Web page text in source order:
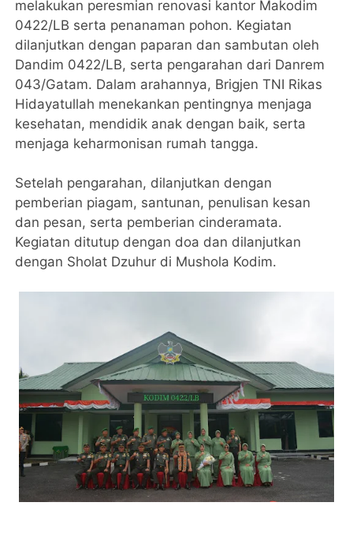
melakukan peresmian renovasi kantor Makodim
0422/LB serta penanaman pohon. Kegiatan
dilanjutkan dengan paparan dan sambutan oleh
Dandim 0422/LB, serta pengarahan dari Danrem
043/Gatam. Dalam arahannya, Brigjen TNI Rikas
Hidayatullah menekankan pentingnya menjaga
kesehatan, mendidik anak dengan baik, serta
menjaga keharmonisan rumah tangga.
Setelah pengarahan, dilanjutkan dengan
pemberian piagam, santunan, penulisan kesan
dan pesan, serta pemberian cinderamata.
Kegiatan ditutup dengan doa dan dilanjutkan
dengan Sholat Dzuhur di Mushola Kodim.